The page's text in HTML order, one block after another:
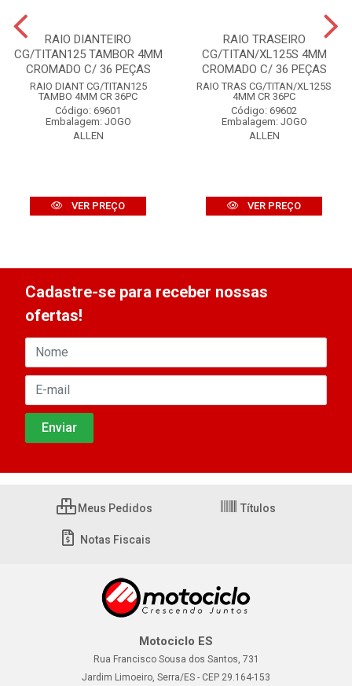
RAIO DIANTEIRO
CG/TITAN125 TAMBOR 4MM
CROMADO C/ 36 PEÇAS
RAIO DIANT CG/TITAN125
TAMBO 4MM CR 36PC
Código: 69601
Embalagem: JOGO
ALLEN
VER PREÇO
RAIO TRASEIRO
CG/TITAN/XL125S 4MM
CROMADO C/ 36 PEÇAS
RAIO TRAS CG/TITAN/XL125S
4MM CR 36PC
Código: 69602
Embalagem: JOGO
ALLEN
VER PREÇO
Cadastre-se para receber nossas
ofertas!
Meus Pedidos Títulos
Notas Fiscais
Motociclo ES
Rua Francisco Sousa dos Santos, 731
Jardim Limoeiro, Serra/ES - CEP 29.164-153